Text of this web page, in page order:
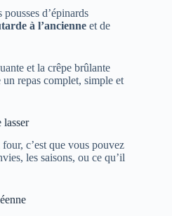
d’épinards
à l’ancienne et de
et la crêpe brûlante
repas complet, simple et
lasser
c’est que vous pouvez
les saisons, ou ce qu’il